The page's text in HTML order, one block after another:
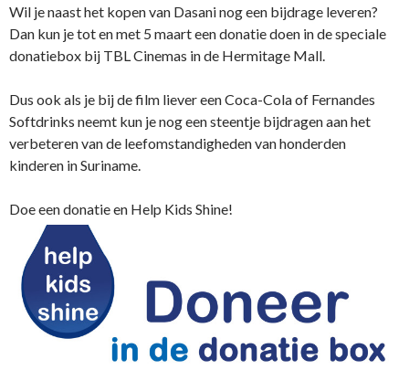
Wil je naast het kopen van Dasani nog een bijdrage leveren?
Dan kun je tot en met 5 maart een donatie doen in de speciale
donatiebox bij TBL Cinemas in de Hermitage Mall.
Dus ook als je bij de film liever een Coca-Cola of Fernandes
Softdrinks neemt kun je nog een steentje bijdragen aan het
verbeteren van de leefomstandigheden van honderden
kinderen in Suriname.
Doe een donatie en Help Kids Shine!